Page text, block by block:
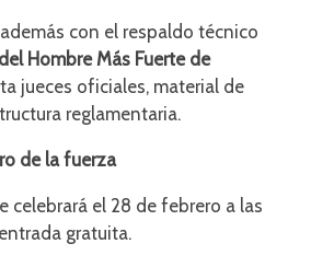
con el respaldo técnico
Hombre Más Fuerte de
jueces oficiales, material de
reglamentaria.
de la fuerza
celebrará el 28 de febrero a las
gratuita.